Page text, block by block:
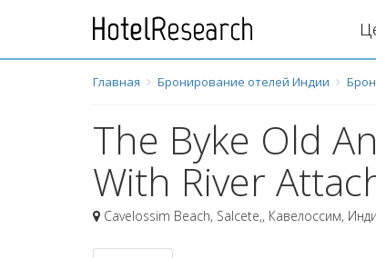
Главная Бронирование отелей Индии
The Byke Old
With River
Cavelossim Beach, Salcete,, Кавелоссим,